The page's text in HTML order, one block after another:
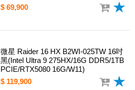
$ 69,900
微星 Raider 16 HX B2WI-025TW 16吋
黑(Intel Ultra 9 275HX/16G DDR5/1TB
PCIE/RTX5080 16G/W11)
$ 119,900